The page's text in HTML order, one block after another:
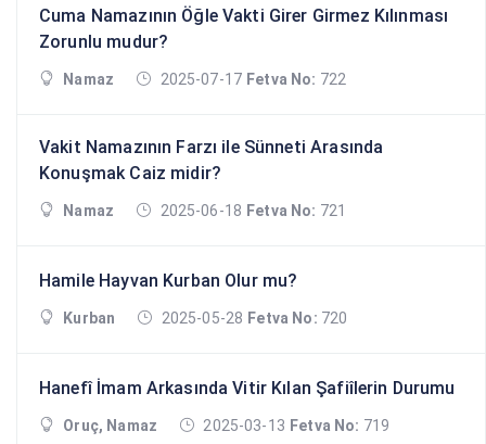
Cuma Namazının Öğle Vakti Girer Girmez Kılınması
Zorunlu mudur?
Namaz 2025-07-17 Fetva No: 722
Vakit Namazının Farzı ile Sünneti Arasında
Konuşmak Caiz midir?
Namaz 2025-06-18 Fetva No: 721
Hamile Hayvan Kurban Olur mu?
Kurban 2025-05-28 Fetva No: 720
Hanefî İmam Arkasında Vitir Kılan Şafiîlerin Durumu
Oruç, Namaz 2025-03-13 Fetva No: 719